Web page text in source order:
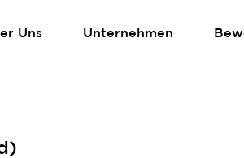
Uns Unternehmen